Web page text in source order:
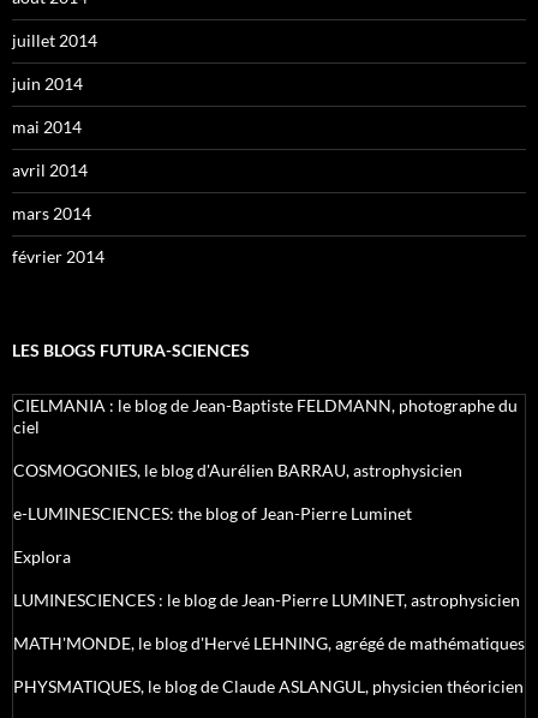
juillet 2014
juin 2014
mai 2014
avril 2014
mars 2014
février 2014
LES BLOGS FUTURA-SCIENCES
CIELMANIA : le blog de Jean-Baptiste FELDMANN, photographe du
ciel
COSMOGONIES, le blog d'Aurélien BARRAU, astrophysicien
e-LUMINESCIENCES: the blog of Jean-Pierre Luminet
Explora
LUMINESCIENCES : le blog de Jean-Pierre LUMINET, astrophysicien
MATH'MONDE, le blog d'Hervé LEHNING, agrégé de mathématiques
PHYSMATIQUES, le blog de Claude ASLANGUL, physicien théoricien